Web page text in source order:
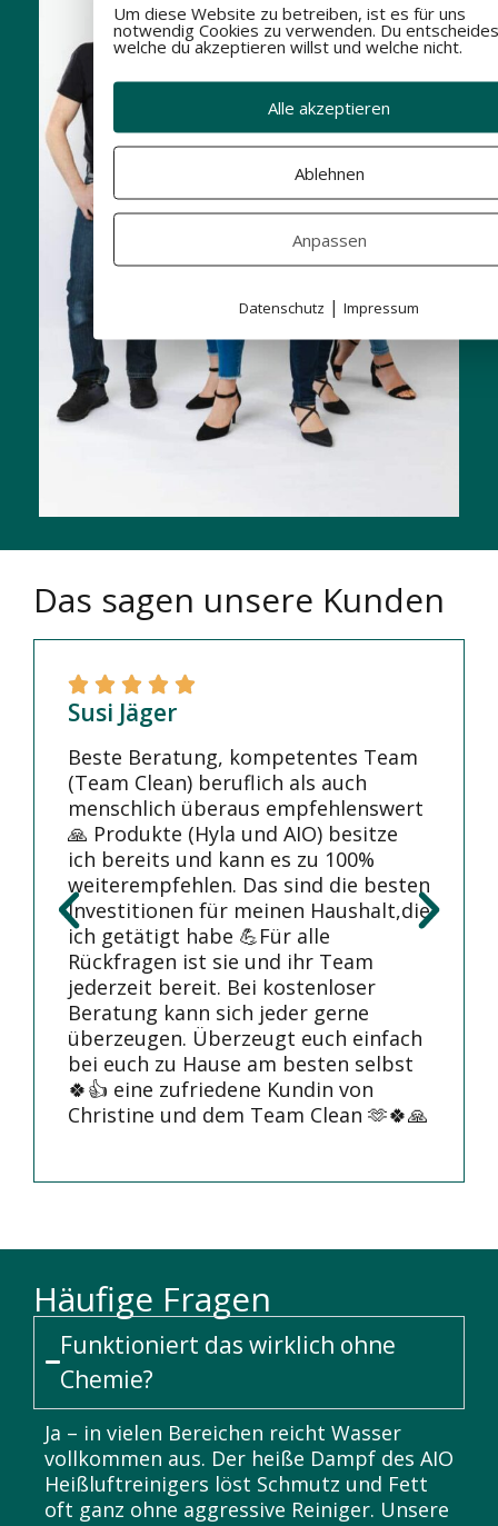
Das sagen unsere Kunden
Susi Jäger
Beste Beratung, kompetentes Team
(Team Clean) beruflich als auch
menschlich überaus empfehlenswert
🙏 Produkte (Hyla und AIO) besitze
ich bereits und kann es zu 100%
weiterempfehlen. Das sind die besten
Investitionen für meinen Haushalt,die
ich getätigt habe 💪Für alle
Rückfragen ist sie und ihr Team
jederzeit bereit. Bei kostenloser
Beratung kann sich jeder gerne
überzeugen. Überzeugt euch einfach
bei euch zu Hause am besten selbst
🍀👍 eine zufriedene Kundin von
Christine und dem Team Clean 🫶🍀🙏
Häufige Fragen
Funktioniert das wirklich ohne
Chemie?
Ja – in vielen Bereichen reicht Wasser
vollkommen aus. Der heiße Dampf des AIO
Heißluftreinigers löst Schmutz und Fett
oft ganz ohne aggressive Reiniger. Unsere
Um diese Website zu betreiben, ist es für uns
notwendig Cookies zu verwenden. Du
welche du akzeptieren willst und welche nicht.
Alle akzeptieren
Ablehnen
Anpassen
Datenschutz | Impressum